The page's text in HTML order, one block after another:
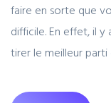
faire en sorte que
difficile. En effet, il
tirer le meilleur parti